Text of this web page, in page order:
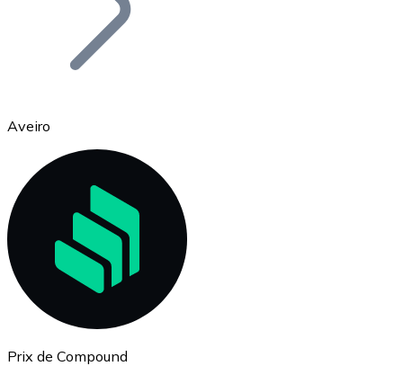
Ethereum
ETH
Aveiro
Prix de Compound